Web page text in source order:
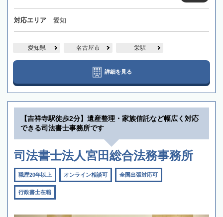
対応エリア 愛知
愛知県 名古屋市 栄駅
詳細を見る
【吉祥寺駅徒歩2分】遺産整理・家族信託など幅広く対応
できる司法書士事務所です
司法書士法人宮田総合法務事務所
職歴20年以上 オンライン相談可 全国出張対応可
行政書士在籍